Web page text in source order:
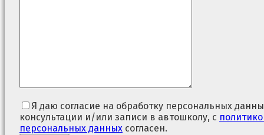
Я даю согласие на обработку персональных
консультации и/или записи в автошколу, с
персональных данных согласен.